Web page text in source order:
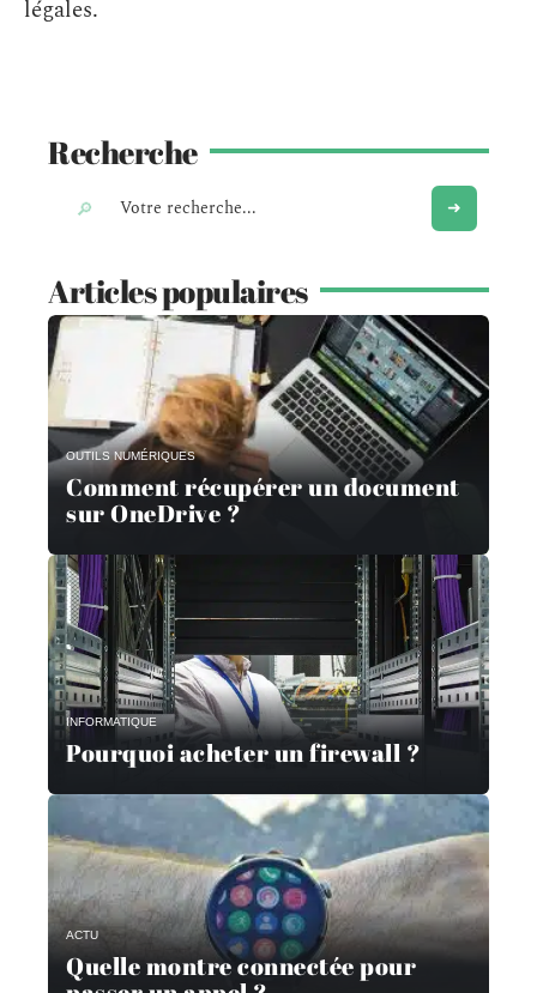
légales.
Recherche
Articles populaires
OUTILS NUMÉRIQUES
Comment récupérer un document
sur OneDrive ?
INFORMATIQUE
Pourquoi acheter un firewall ?
ACTU
Quelle montre connectée pour